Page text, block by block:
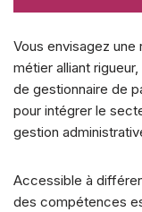
Vous envisagez
métier alliant
de gestionnaire de
pour intégrer le
gestion
Accessible à
des compétences